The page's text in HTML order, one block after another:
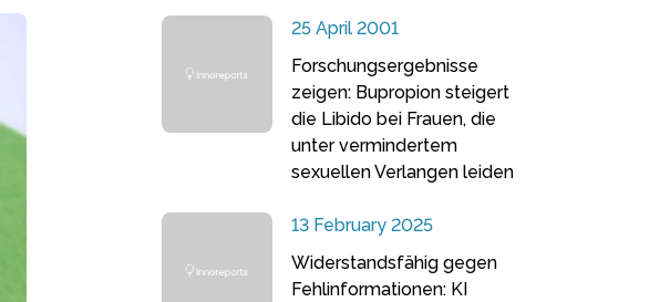
25 April 2001
Forschungsergebnisse
zeigen: Bupropion steigert
die Libido bei Frauen, die
unter vermindertem
sexuellen Verlangen leiden
13 February 2025
Widerstandsfähig gegen
Fehlinformationen: KI